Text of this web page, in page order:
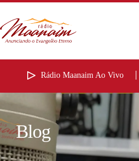
Rádio Maanaim Ao Vivo
Blog